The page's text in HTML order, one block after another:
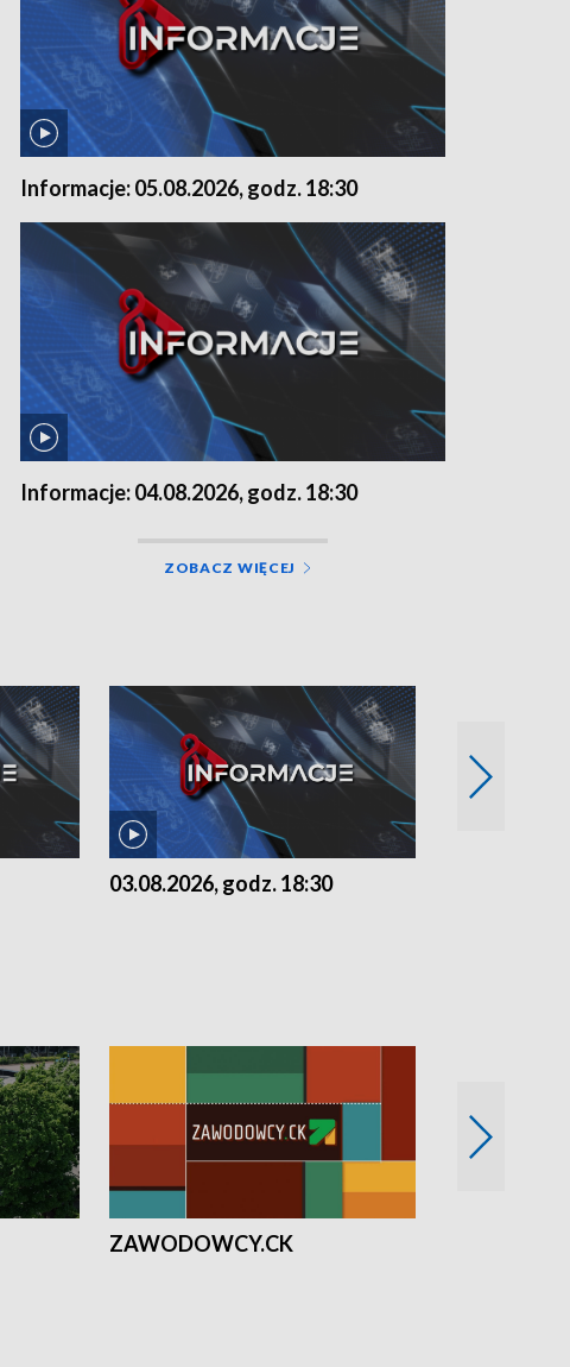
Informacje: 05.08.2026, godz. 18:30
Informacje: 04.08.2026, godz. 18:30
ZOBACZ WIĘCEJ
03.08.2026, godz. 18:30
ZAWODOWCY.CK